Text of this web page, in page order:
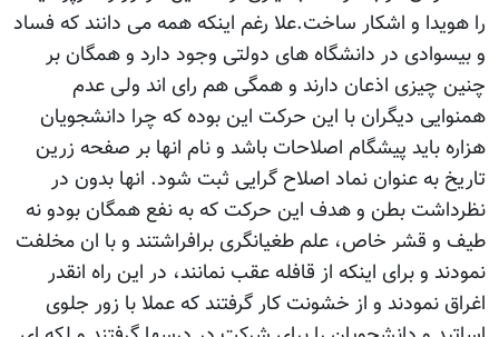
را هویدا و اشکار ساخت.علا رغم اینکه همه می دانند که فساد
و بیسوادی در دانشگاه های دولتی وجود دارد و همگان بر
چنین چیزی اذعان دارند و همگی هم رای اند ولی عدم
همنوایی دیگران با این حرکت این بوده که چرا دانشجویان
هزاره باید پیشگام اصلاحات باشد و نام انها بر صفحه زرین
تاریخ به عنوان نماد اصلاح گرایی ثبت شود. انها بدون در
نظرداشت بطن و هدف این حرکت که به نفع همگان بودو نه
طیف و قشر خاص، علم طغیانگری برافراشتند و با ان مخلفت
نمودند و برای اینکه از قافله عقب نمانند، در این راه انقدر
اغراق نمودند و از خشونت کار گرفتند که عملا با زور جلوی